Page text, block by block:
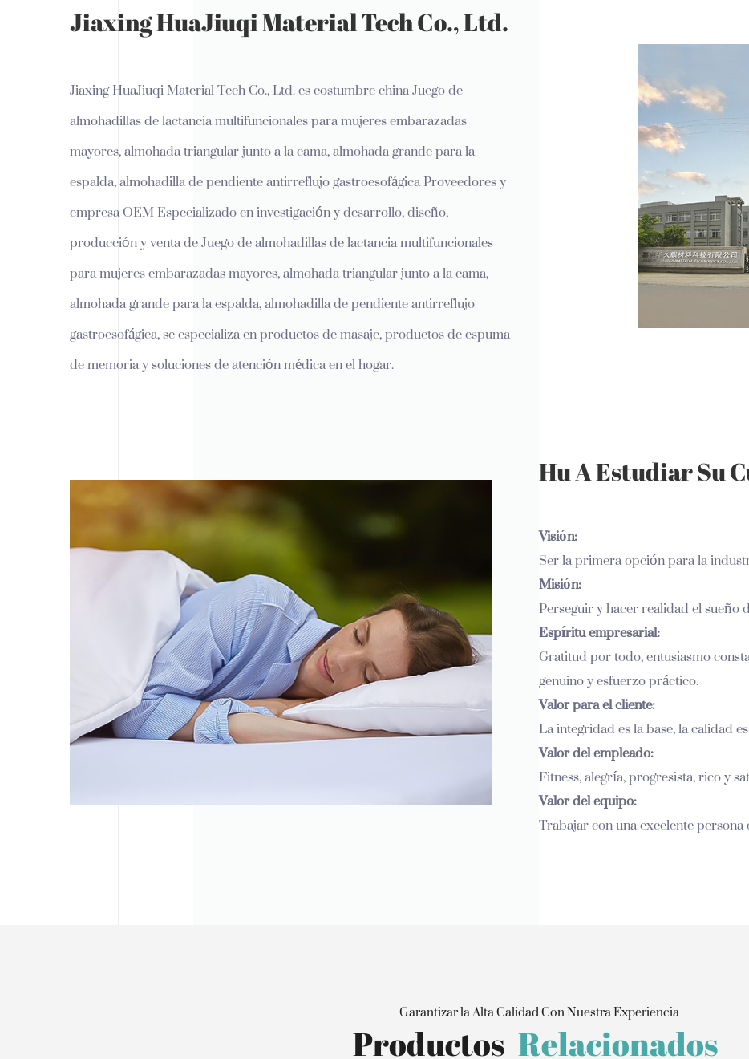
Jiaxing HuaJiuqi Material Tech Co., Ltd.
Jiaxing HuaJiuqi Material Tech Co., Ltd. escostumbre china Juego de
almohadillas de lactancia multifuncionales para mujeres embarazadas
mayores, almohada triangular junto a la cama, almohada grande para la
espalda, almohadilla de pendiente antirreflujo gastroesofágica Proveedores y
empresa OEMEspecializado en investigación y desarrollo, diseño,
producción y venta de Juego de almohadillas de lactancia multifuncionales
para mujeres embarazadas mayores, almohada triangular junto a la cama,
almohada grande para la espalda, almohadilla de pendiente antirreflujo
gastroesofágica, se especializa en productos de masaje, productos de espuma
de memoria y soluciones de atención médica en el hogar.
Hu A Estudiar Su
Visión:
Ser la primera opción para la
Misión:
Perseguir y hacer realidad el sueño
Espíritu empresarial:
Gratitud por todo, entusiasmo
genuino y esfuerzo práctico.
Valor para el cliente:
La integridad es la base, la calidad
Valor del empleado:
Fitness, alegría, progresista, rico y
Valor del equipo:
Trabajar con una excelente
Garantizar la Alta Calidad Con Nuestra Experiencia
Productos Relacionados